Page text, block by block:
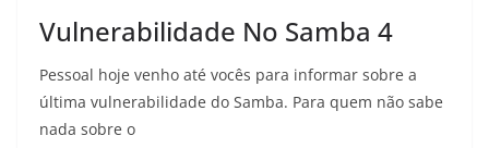
Vulnerabilidade No Samba 4
Pessoal hoje venho até vocês para informar sobre a
última vulnerabilidade do Samba. Para quem não sabe
nada sobre o